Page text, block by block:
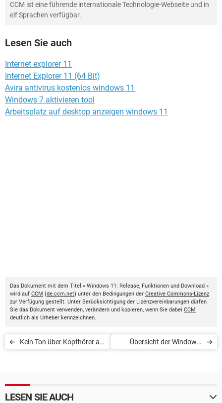
CCM ist eine führende internationale Technologie-Webseite und in
elf Sprachen verfügbar.
Lesen Sie auch
Internet explorer 11
Internet Explorer 11 (64 Bit)
Avira antivirus kostenlos windows 11
Windows 7 aktivieren tool
Arbeitsplatz auf desktop anzeigen windows 11
Das Dokument mit dem Titel « Windows 11: Release, Funktionen und Download »
wird auf CCM (de.ccm.net) unter den Bedingungen der Creative Commons-Lizenz
zur Verfügung gestellt. Unter Berücksichtigung der Lizenzvereinbarungen dürfen
Sie das Dokument verwenden, verändern und kopieren, wenn Sie dabei CCM
deutlich als Urheber kennzeichnen.
Kein Ton über Kopfhörer am
Übersicht der Windows-
LESEN SIE AUCH